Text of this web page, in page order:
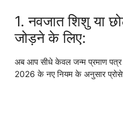
1. नवजात शिशु या
जोड़ने के लिए:
अब आप सीधे केवल जन्म प्रमाण
2026 के नए नियम के अनुसार